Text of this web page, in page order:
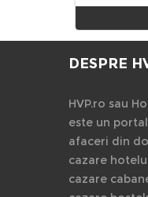
DESPRE
HVP.ro sau
este un
afaceri din
cazare
cazare